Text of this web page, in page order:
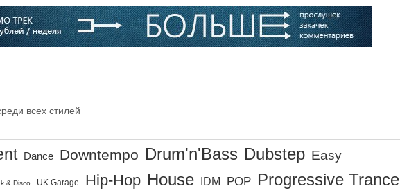
всех стилей
Dance Downtempo Drum'n'Bass Dubstep Easy
& Disco UK Garage Hip-Hop House IDM POP Progressive Trance